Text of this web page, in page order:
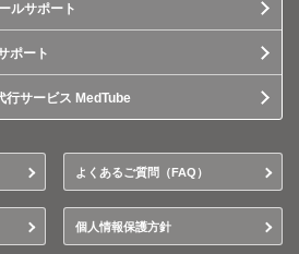
ルサポート
ポート
行サービス MedTube
よくあるご質問（FAQ）
個人情報保護方針